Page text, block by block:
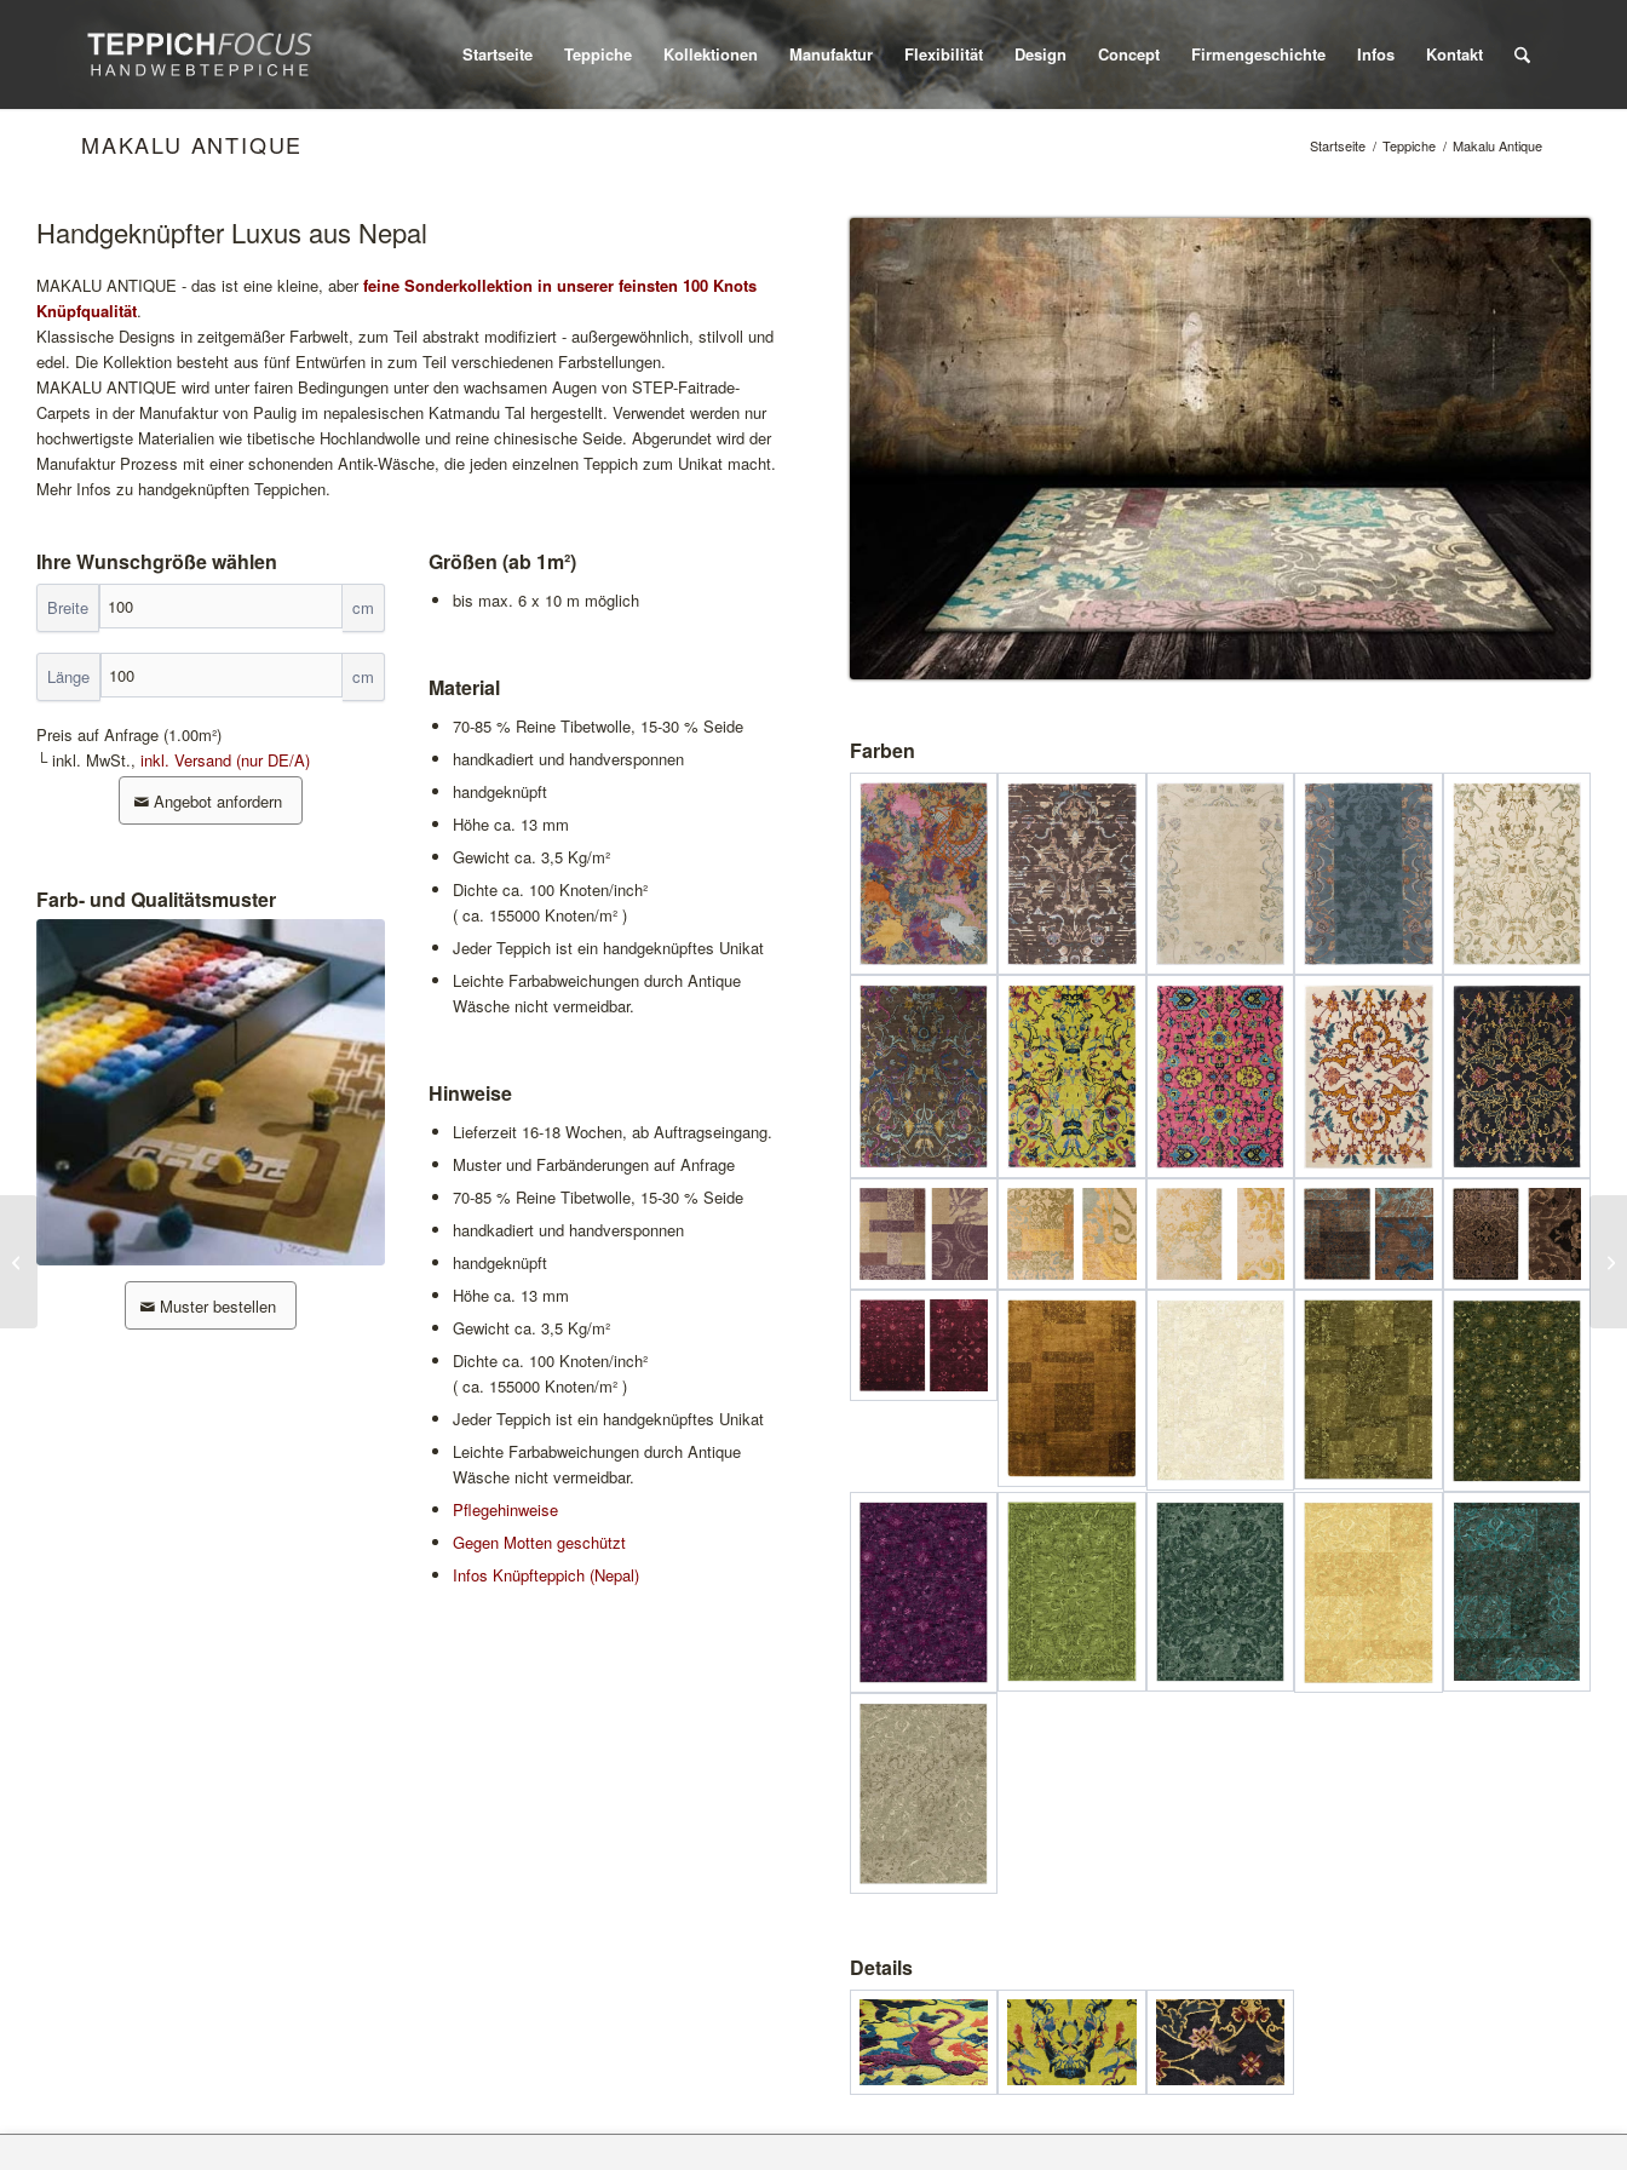
Startseite Teppiche Kollektionen Manufaktur Flexibilität Design Concept Firmengeschichte Infos Kontakt
MAKALU ANTIQUE Startseite / Teppiche / Makalu Antique
Handgeknüpfter Luxus aus Nepal
MAKALU ANTIQUE - das ist eine kleine, aberfeine Sonderkollektion in unserer feinsten 100 Knots
Knüpfqualität.
Klassische Designs in zeitgemäßer Farbwelt, zum Teil abstrakt modifiziert - außergewöhnlich, stilvoll und
edel. Die Kollektion besteht aus fünf Entwürfen in zum Teil verschiedenen Farbstellungen.
MAKALU ANTIQUE wird unter fairen Bedingungen unter den wachsamen Augen von STEP-Faitrade-
Carpets in der Manufaktur von Paulig im nepalesischen Katmandu Tal hergestellt. Verwendet werden nur
hochwertigste Materialien wie tibetische Hochlandwolle und reine chinesische Seide. Abgerundet wird der
Manufaktur Prozess mit einer schonenden Antik-Wäsche, die jeden einzelnen Teppich zum Unikat macht.
Mehr Infos zu handgeknüpften Teppichen.
Ihre Wunschgröße wählen
Breite cm
Länge cm
Preis auf Anfrage (1.00m²)
└ inkl. MwSt., inkl. Versand (nur DE/A)
Angebot anfordern
Farb- und Qualitätsmuster
Muster bestellen
Größen (ab 1m²)
bis max. 6 x 10 m möglich
Material
70-85 % Reine Tibetwolle, 15-30 % Seide
handkadiert und handversponnen
handgeknüpft
Höhe ca. 13 mm
Gewicht ca. 3,5 Kg/m²
Dichte ca. 100 Knoten/inch²
( ca. 155000 Knoten/m² )
Jeder Teppich ist ein handgeknüpftes Unikat
Leichte Farbabweichungen durch Antique
Wäsche nicht vermeidbar.
Hinweise
Lieferzeit 16-18 Wochen, ab Auftragseingang.
Muster und Farbänderungen auf Anfrage
70-85 % Reine Tibetwolle, 15-30 % Seide
handkadiert und handversponnen
handgeknüpft
Höhe ca. 13 mm
Gewicht ca. 3,5 Kg/m²
Dichte ca. 100 Knoten/inch²
( ca. 155000 Knoten/m² )
Jeder Teppich ist ein handgeknüpftes Unikat
Leichte Farbabweichungen durch Antique
Wäsche nicht vermeidbar.
Pflegehinweise
Gegen Motten geschützt
Infos Knüpfteppich (Nepal)
Farben
Details
Basalt